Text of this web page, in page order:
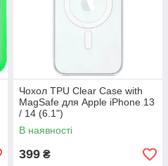
Чохол TPU Clear Case with
MagSafe для Apple iPhone 13
/ 14 (6.1")
В наявності
399 ₴